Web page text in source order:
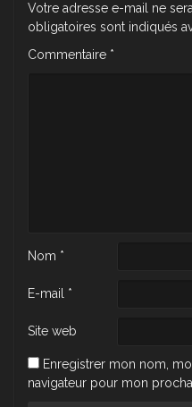
Votre adresse e-mail ne
obligatoires sont indiqués
Commentaire *
Nom *
E-mail *
Site web
Enregistrer mon nom,
navigateur pour mon